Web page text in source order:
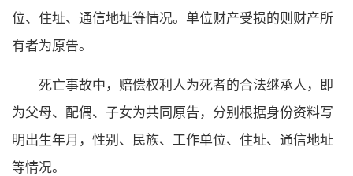
位、住址、通信地址等情况。单位财产受损的则财产所
有者为原告。
死亡事故中，赔偿权利人为死者的合法继承人，即
为父母、配偶、子女为共同原告，分别根据身份资料写
明出生年月，性别、民族、工作单位、住址、通信地址
等情况。